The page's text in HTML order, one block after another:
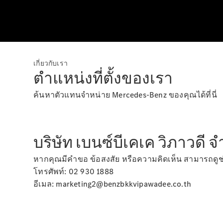
เกี่ยวกับเรา
ตำแหน่งที่ตั้งของเรา
ค้นหาตัวแทนจำหน่าย Mercedes-Benz ของคุณได้ที่นี่
บริษัท เบนซ์บีเคเค วิภาวดี
หากคุณมีคำขอ ข้อสงสัย หรือความคิดเห็น สามารถดู
โทรศัพท์: 02 930 1888
อีเมล: marketing2@benzbkkvipawadee.co.th